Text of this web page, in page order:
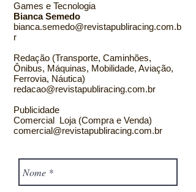
Games e Tecnologia
Bianca Semedo
bianca.semedo@revistapubliracing.com.b
r
Redação (Transporte, Caminhões,
Ônibus, Máquinas, Mobilidade, Aviação,
Ferrovia, Náutica)
redacao@revistapubliracing.com.br
Publicidade
Comercial Loja (Compra e Venda)
comercial@revistapubliracing.com.br